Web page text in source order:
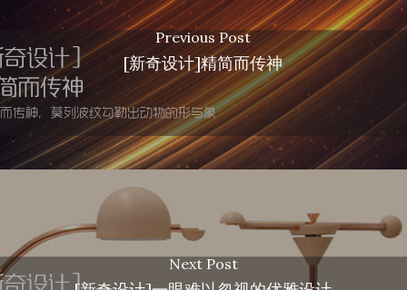
Previous Post
[新奇设计]精简而传神
Next Post